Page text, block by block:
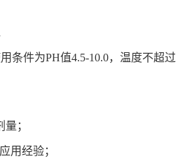
条件为PH值4.5-10.0，温度不超过
量；
用经验；